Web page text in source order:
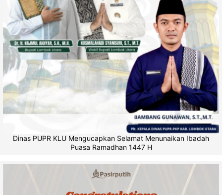
Dinas PUPR KLU Mengucapkan Selamat Menunaikan Ibadah
Puasa Ramadhan 1447 H